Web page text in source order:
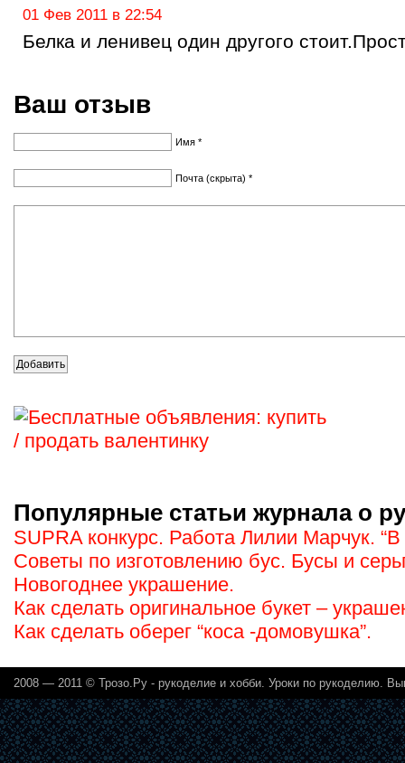
01 Фев 2011 в 22:54
Белка и ленивец один другого
Ваш отзыв
Имя *
Почта (скрыта) *
Популярные статьи журнала о
SUPRA конкурс. Работа Лилии Марчук.
Советы по изготовлению бус. Бусы и
Новогоднее украшение.
Как сделать оригинальное букет –
Как сделать оберег “коса -домовушка”.
2008 — 2011 © Трозо.Ру - рукоделие и хобби. Уроки по рукоделию.